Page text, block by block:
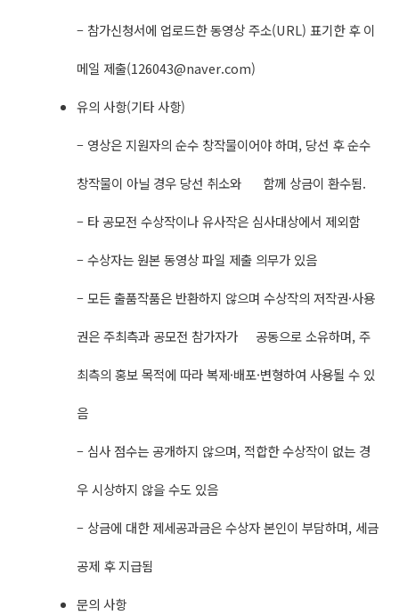
– 참가신청서에 업로드한 동영상 주소(URL) 표기한 후 이
메일 제출(126043@naver.com)
유의 사항(기타 사항)
– 영상은 지원자의 순수 창작물이어야 하며, 당선 후 순수
창작물이 아닐 경우 당선 취소와 함께 상금이 환수됨.
– 타 공모전 수상작이나 유사작은 심사대상에서 제외함
– 수상자는 원본 동영상 파일 제출 의무가 있음
– 모든 출품작품은 반환하지 않으며 수상작의 저작권·사용
권은 주최측과 공모전 참가자가 공동으로 소유하며, 주
최측의 홍보 목적에 따라 복제·배포·변형하여 사용될 수 있
음
– 심사 점수는 공개하지 않으며, 적합한 수상작이 없는 경
우 시상하지 않을 수도 있음
– 상금에 대한 제세공과금은 수상자 본인이 부담하며, 세금
공제 후 지급됨
문의 사항